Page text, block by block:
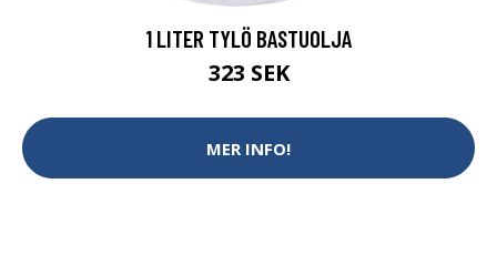
1 LITER TYLÖ BASTUOLJA
323 SEK
MER INFO!